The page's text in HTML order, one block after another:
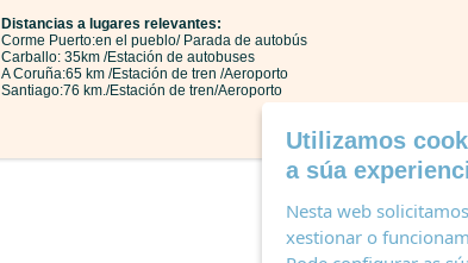
Distancias a lugares relevantes:
Corme Puerto:en el pueblo/ Parada de autobús
Carballo: 35km /Estación de autobuses
A Coruña:65 km /Estación de tren /Aeroporto
Santiago:76 km./Estación de tren/Aeroporto
Utilizamos
a súa
Nesta web
xestionar o